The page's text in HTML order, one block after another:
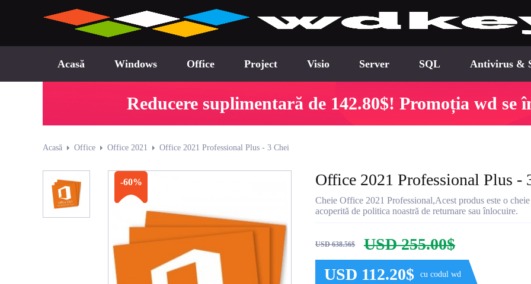
Acasă Windows Office Project Visio Server SQL Antivirus &
Reducere suplimentară de 142.80$! Promoția wd se
Acasă Office Office 2021 Office 2021 Professional Plus - 3 Chei
-60% Office 2021 Professional Plus -
Cheie Office 2021 Professional,Acest produs este o
acoperită de politica noastră de returnare sau înlocuire.
USD 638.56$
USD 255.00$
USD 112.20$
cu codul wd